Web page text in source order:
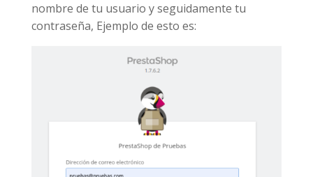
nombre de tu usuario y seguidamente tu
contraseña, Ejemplo de esto es: